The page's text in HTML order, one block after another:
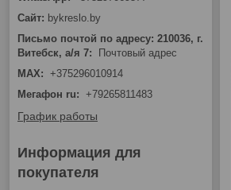
bykreslo.by
Письмо почтой по адресу: 210036, г.
Витебск, а/я 7
Почтовый адрес
MAX
+375296010914
Мегафон ru
+79265811483
График работы
Информация для
покупателя